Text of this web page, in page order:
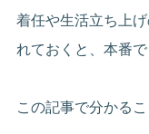
着任や生活立ち上
れておくと、本番
この記事で分かる